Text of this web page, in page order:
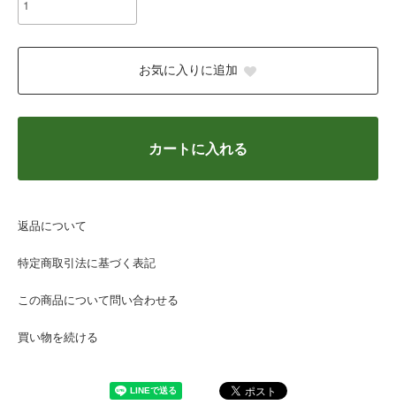
お気に入りに追加
カートに入れる
返品について
特定商取引法に基づく表記
この商品について問い合わせる
買い物を続ける